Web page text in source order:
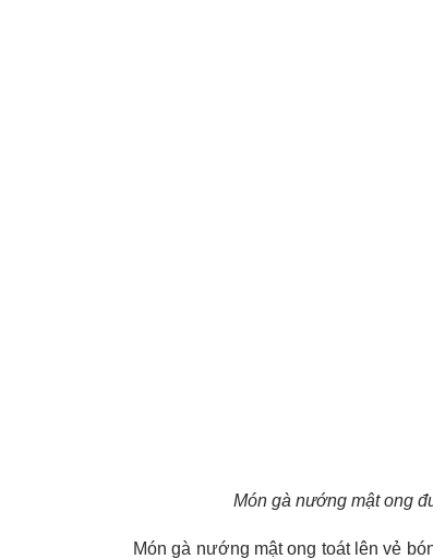
Món gà nướng mật ong
Món gà nướng mật ong toát lên vẻ